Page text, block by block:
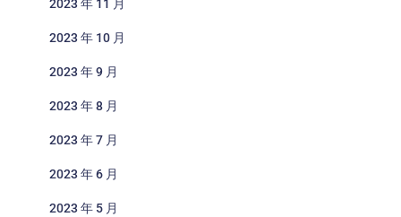
2023 年 11 月
2023 年 10 月
2023 年 9 月
2023 年 8 月
2023 年 7 月
2023 年 6 月
2023 年 5 月